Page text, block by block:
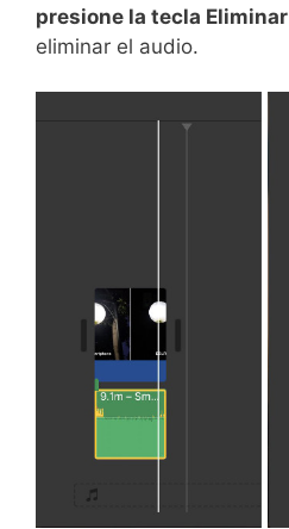
presione la tecla Eliminar
eliminar el audio.